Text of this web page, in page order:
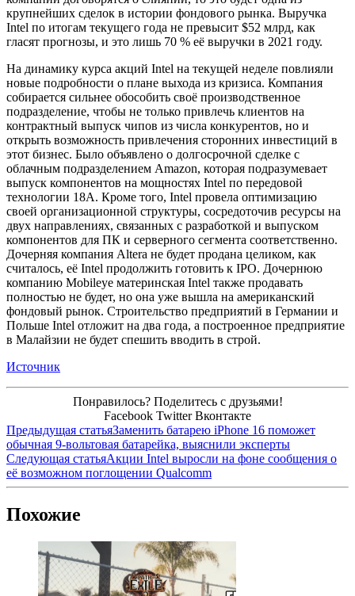
крупнейших сделок в истории фондового рынка. Выручка
Intel по итогам текущего года не превысит $52 млрд, как
гласят прогнозы, и это лишь 70 % её выручки в 2021 году.
На динамику курса акций Intel на текущей неделе повлияли
новые подробности о плане выхода из кризиса. Компания
собирается сильнее обособить своё производственное
подразделение, чтобы не только привлечь клиентов на
контрактный выпуск чипов из числа конкурентов, но и
открыть возможность привлечения сторонних инвестиций в
этот бизнес. Было объявлено о долгосрочной сделке с
облачным подразделением Amazon, которая подразумевает
выпуск компонентов на мощностях Intel по передовой
технологии 18A. Кроме того, Intel провела оптимизацию
своей организационной структуры, сосредоточив ресурсы на
двух направлениях, связанных с разработкой и выпуском
компонентов для ПК и серверного сегмента соответственно.
Дочерняя компания Altera не будет продана целиком, как
считалось, её Intel продолжить готовить к IPO. Дочернюю
компанию Mobileye материнская Intel также продавать
полностью не будет, но она уже вышла на американский
фондовый рынок. Строительство предприятий в Германии и
Польше Intel отложит на два года, а построенное предприятие
в Малайзии не будет спешить вводить в строй.
Источник
Понравилось? Поделитесь с друзьями!
Facebook Twitter Вконтакте
Предыдущая статьяЗаменить батарею iPhone 16 поможет
обычная 9-вольтовая батарейка, выяснили эксперты
Следующая статьяАкции Intel выросли на фоне сообщения о
её возможном поглощении Qualcomm
Похожие